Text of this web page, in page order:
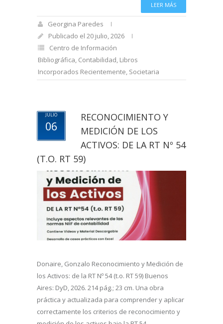
LEER MÁS
Georgina Paredes
Publicado el 20 julio, 2026
Centro de Información
Bibliográfica, Contabilidad, Libros
Incorporados Recientemente, Societaria
JULIO
06
RECONOCIMIENTO Y
MEDICIÓN DE LOS
ACTIVOS: DE LA RT Nº 54
(T.O. RT 59)
Donaire, Gonzalo Reconocimiento y Medición de
los Activos: de la RT Nº 54 (t.o. RT 59) Buenos
Aires: DyD, 2026. 214 pág.; 23 cm. Una obra
práctica y actualizada para comprender y aplicar
correctamente los criterios de reconocimiento y